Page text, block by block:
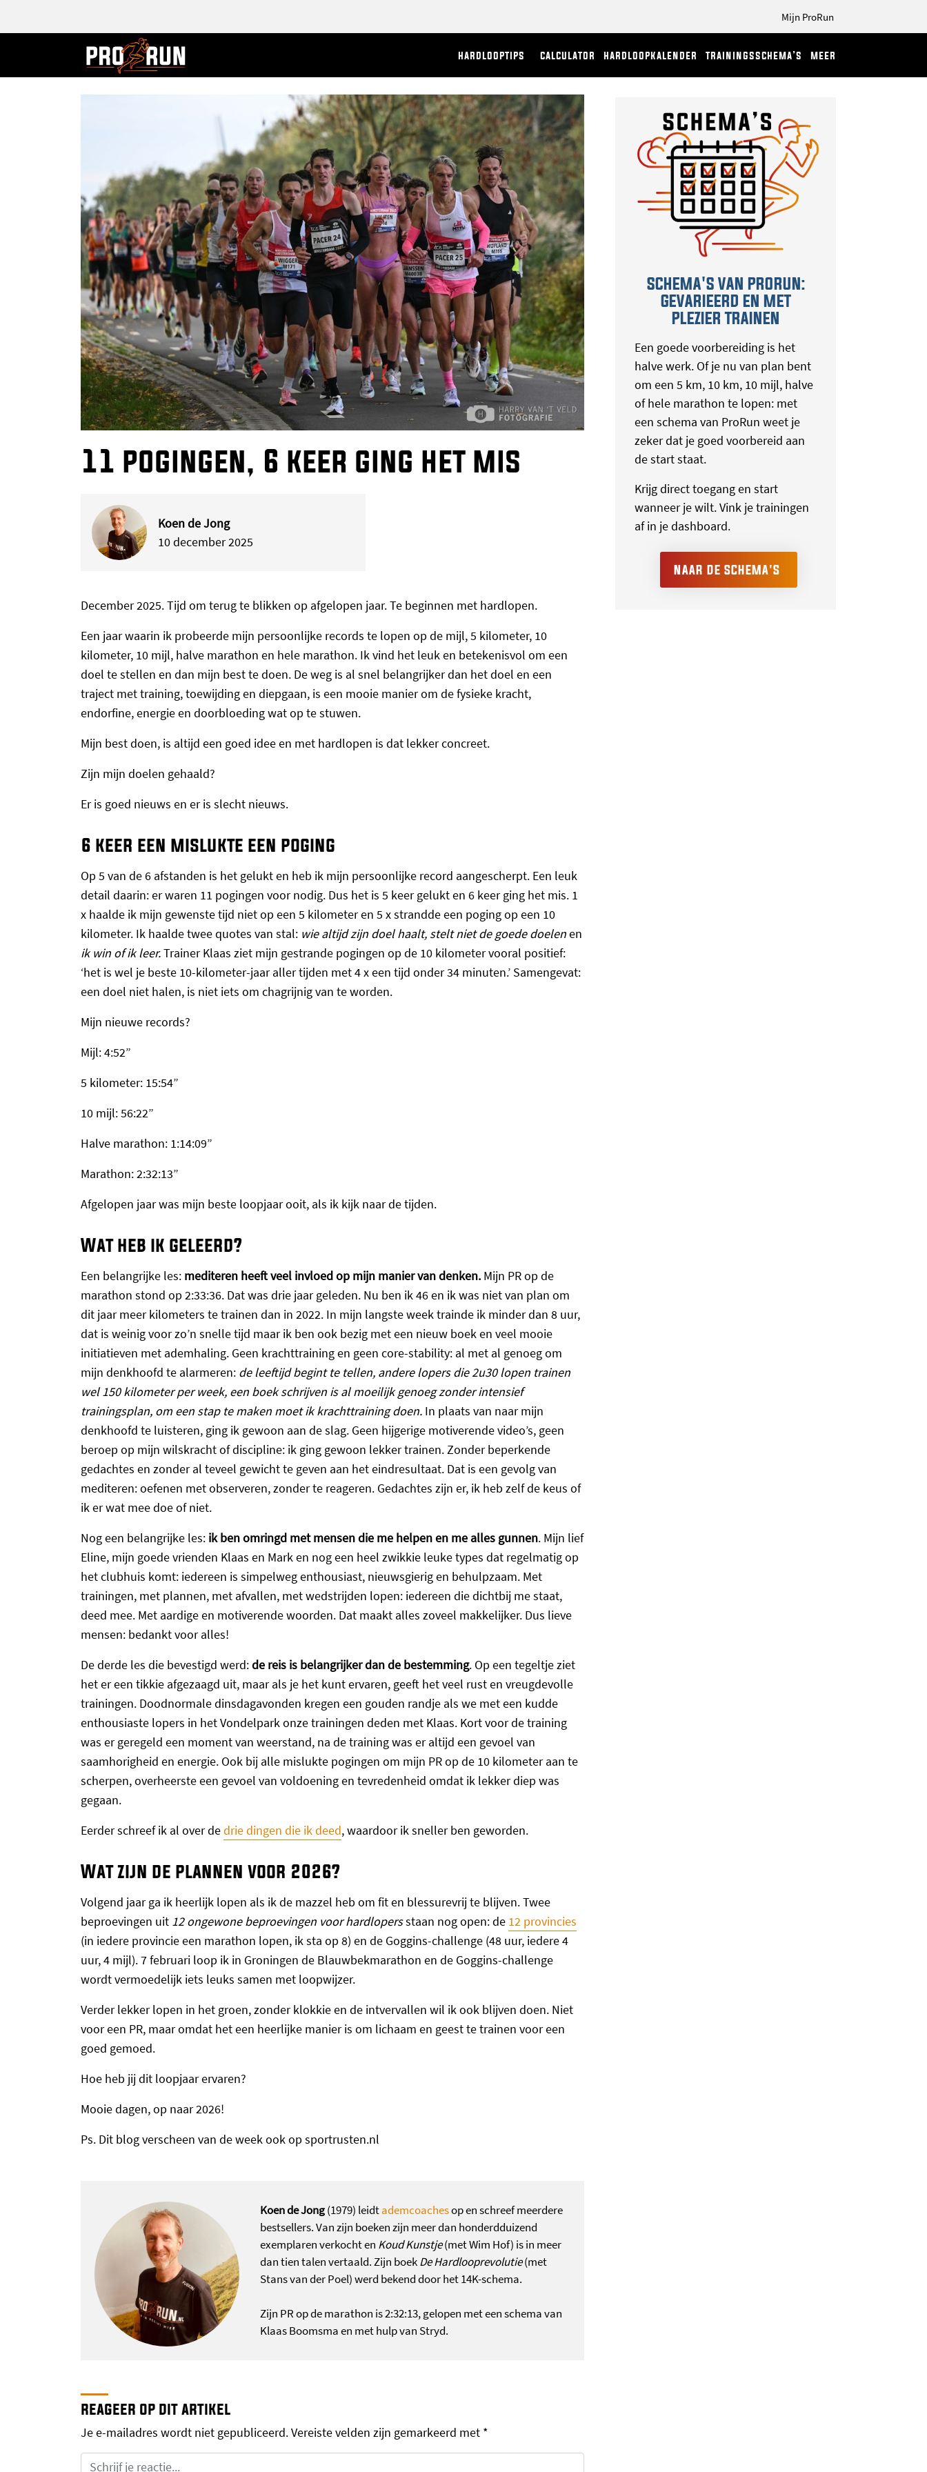
Mijn ProRun
hardlooptips calculator hardloopkalender trainingsschema’s meer
11 pogingen, 6 keer ging het mis
Koen de Jong
10 december 2025
December 2025. Tijd om terug te blikken op afgelopen jaar. Te beginnen met hardlopen.
Een jaar waarin ik probeerde mijn persoonlijke records te lopen op de mijl, 5 kilometer, 10
kilometer, 10 mijl, halve marathon en hele marathon. Ik vind het leuk en betekenisvol om een
doel te stellen en dan mijn best te doen. De weg is al snel belangrijker dan het doel en een
traject met training, toewijding en diepgaan, is een mooie manier om de fysieke kracht,
endorfine, energie en doorbloeding wat op te stuwen.
Mijn best doen, is altijd een goed idee en met hardlopen is dat lekker concreet.
Zijn mijn doelen gehaald?
Er is goed nieuws en er is slecht nieuws.
6 keer een mislukte een poging
Op 5 van de 6 afstanden is het gelukt en heb ik mijn persoonlijke record aangescherpt. Een leuk
detail daarin: er waren 11 pogingen voor nodig. Dus het is 5 keer gelukt en 6 keer ging het mis. 1
x haalde ik mijn gewenste tijd niet op een 5 kilometer en 5 x strandde een poging op een 10
kilometer. Ik haalde twee quotes van stal: wie altijd zijn doel haalt, stelt niet de goede doelenen
ik win of ik leer.Trainer Klaas ziet mijn gestrande pogingen op de 10 kilometer vooral positief:
‘het is wel je beste 10-kilometer-jaar aller tijden met 4 x een tijd onder 34 minuten.’ Samengevat:
een doel niet halen, is niet iets om chagrijnig van te worden.
Mijn nieuwe records?
Mijl: 4:52”
5 kilometer: 15:54”
10 mijl: 56:22”
Halve marathon: 1:14:09”
Marathon: 2:32:13”
Afgelopen jaar was mijn beste loopjaar ooit, als ik kijk naar de tijden.
Wat heb ik geleerd?
Een belangrijke les: mediteren heeft veel invloed op mijn manier van denken. Mijn PR op de
marathon stond op 2:33:36. Dat was drie jaar geleden. Nu ben ik 46 en ik was niet van plan om
dit jaar meer kilometers te trainen dan in 2022. In mijn langste week trainde ik minder dan 8 uur,
dat is weinig voor zo’n snelle tijd maar ik ben ook bezig met een nieuw boek en veel mooie
initiatieven met ademhaling. Geen krachttraining en geen core-stability: al met al genoeg om
mijn denkhoofd te alarmeren: de leeftijd begint te tellen, andere lopers die 2u30 lopen trainen
wel 150 kilometer per week, een boek schrijven is al moeilijk genoeg zonder intensief
trainingsplan, om een stap te maken moet ik krachttraining doen. In plaats van naar mijn
denkhoofd te luisteren, ging ik gewoon aan de slag. Geen hijgerige motiverende video’s, geen
beroep op mijn wilskracht of discipline: ik ging gewoon lekker trainen. Zonder beperkende
gedachtes en zonder al teveel gewicht te geven aan het eindresultaat. Dat is een gevolg van
mediteren: oefenen met observeren, zonder te reageren. Gedachtes zijn er, ik heb zelf de keus of
ik er wat mee doe of niet.
Nog een belangrijke les: ik ben omringd met mensen die me helpen en me alles gunnen. Mijn lief
Eline, mijn goede vrienden Klaas en Mark en nog een heel zwikkie leuke types dat regelmatig op
het clubhuis komt: iedereen is simpelweg enthousiast, nieuwsgierig en behulpzaam. Met
trainingen, met plannen, met afvallen, met wedstrijden lopen: iedereen die dichtbij me staat,
deed mee. Met aardige en motiverende woorden. Dat maakt alles zoveel makkelijker. Dus lieve
mensen: bedankt voor alles!
De derde les die bevestigd werd:de reis is belangrijker dan de bestemming. Op een tegeltje ziet
het er een tikkie afgezaagd uit, maar als je het kunt ervaren, geeft het veel rust en vreugdevolle
trainingen. Doodnormale dinsdagavonden kregen een gouden randje als we met een kudde
enthousiaste lopers in het Vondelpark onze trainingen deden met Klaas. Kort voor de training
was er geregeld een moment van weerstand, na de training was er altijd een gevoel van
saamhorigheid en energie. Ook bij alle mislukte pogingen om mijn PR op de 10 kilometer aan te
scherpen, overheerste een gevoel van voldoening en tevredenheid omdat ik lekker diep was
gegaan.
Eerder schreef ik al over dedrie dingen die ik deed, waardoor ik sneller ben geworden.
Wat zijn de plannen voor 2026?
Volgend jaar ga ik heerlijk lopen als ik de mazzel heb om fit en blessurevrij te blijven. Twee
beproevingen uit 12 ongewone beproevingen voor hardlopersstaan nog open: de 12 provincies
(in iedere provincie een marathon lopen, ik sta op 8) en de Goggins-challenge (48 uur, iedere 4
uur, 4 mijl). 7 februari loop ik in Groningen de Blauwbekmarathon en de Goggins-challenge
wordt vermoedelijk iets leuks samen met loopwijzer.
Verder lekker lopen in het groen, zonder klokkie en de intvervallen wil ik ook blijven doen. Niet
voor een PR, maar omdat het een heerlijke manier is om lichaam en geest te trainen voor een
goed gemoed.
Hoe heb jij dit loopjaar ervaren?
Mooie dagen, op naar 2026!
Ps. Dit blog verscheen van de week ook op sportrusten.nl
Koen de Jong(1979) leidtademcoachesop en schreef meerdere
bestsellers. Van zijn boeken zijn meer dan honderdduizend
exemplaren verkocht en Koud Kunstje(met Wim Hof) is in meer
dan tien talen vertaald. Zijn boekDe Hardlooprevolutie(met
Stans van der Poel) werd bekend door het 14K-schema.
Zijn PR op de marathon is 2:32:13, gelopen met een schema van
Klaas Boomsma en met hulp van Stryd.
reageer op dit artikel
Je e-mailadres wordt niet gepubliceerd.Vereiste velden zijn gemarkeerd met *
SCHEMA'S VAN PRORUN:
GEVARIEERD EN MET
PLEZIER TRAINEN
Een goede voorbereiding is het
halve werk. Of je nu van plan bent
om een 5 km, 10 km, 10 mijl, halve
of hele marathon te lopen: met
een schema van ProRun weet je
zeker dat je goed voorbereid aan
de start staat.
Krijg direct toegang en start
wanneer je wilt. Vink je trainingen
af in je dashboard.
NAAR DE SCHEMA'S